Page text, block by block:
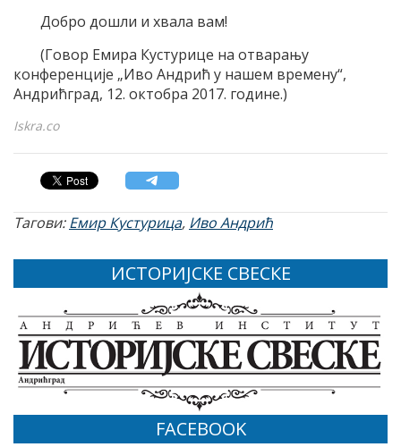
Добро дошли и хвала вам!
(Говор Емира Кустурице на отварању
конференције „Иво Андрић у нашем времену“,
Андрићград, 12. октобра 2017. године.)
Iskra.co
Тагови:Емир Кустурица, Иво Андрић
ИСТОРИЈСКЕ СВЕСКЕ
FACEBOOK